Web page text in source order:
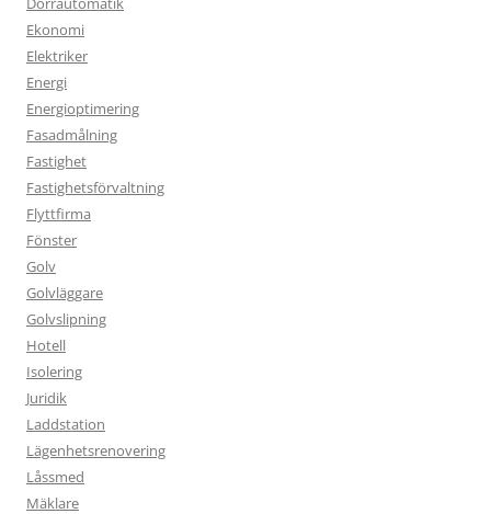
Ekonomi
Elektriker
Energi
Energioptimering
Fasadmålning
Fastighet
Fastighetsförvaltning
Flyttfirma
Fönster
Golv
Golvläggare
Golvslipning
Hotell
Isolering
Juridik
Laddstation
Lägenhetsrenovering
Låssmed
Mäklare